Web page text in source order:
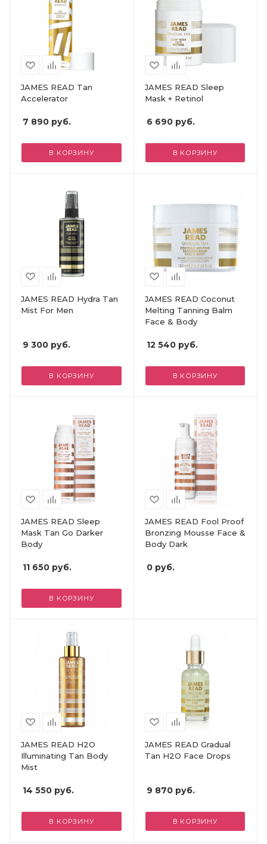
JAMES READ Tan
Accelerator
7 890 руб.
В КОРЗИНУ
JAMES READ Sleep
Mask + Retinol
6 690руб.
В КОРЗИНУ
JAMES READ Hydra Tan
Mist For Men
9 300 руб.
В КОРЗИНУ
JAMES READ Coconut
Melting Tanning Balm
Face & Body
12 540руб.
В КОРЗИНУ
JAMES READ Sleep
Mask Tan Go Darker
Body
11 650 руб.
В КОРЗИНУ
JAMES READ Fool Proof
Bronzing Mousse Face &
Body Dark
0руб.
JAMES READ H2O
Illuminating Tan Body
Mist
14 550 руб.
В КОРЗИНУ
JAMES READ Gradual
Tan H2O Face Drops
9 870руб.
В КОРЗИНУ